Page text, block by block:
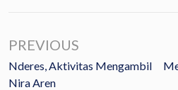
PREVIOUS
Nderes, Aktivitas Mengambil
Nira Aren